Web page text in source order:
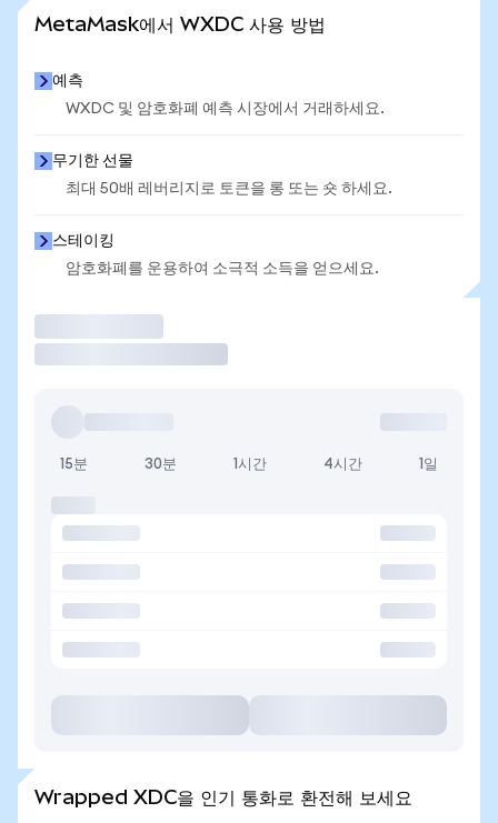
MetaMask에서 WXDC 사용 방법
예측
WXDC 및 암호화폐 예측 시장에서 거래하세요.
무기한 선물
최대 50배 레버리지로 토큰을 롱 또는 숏 하세요.
스테이킹
암호화폐를 운용하여 소극적 소득을 얻으세요.
15분 30분 1시간 4시간 1일
Wrapped XDC을 인기 통화로 환전해 보세요